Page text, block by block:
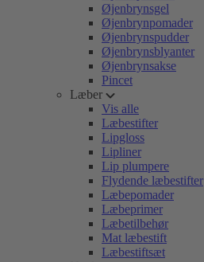
Øjenbrynsgel
Øjenbrynpomader
Øjenbrynspudder
Øjenbrynsblyanter
Øjenbrynsakse
Pincet
Læber
Vis alle
Læbestifter
Lipgloss
Lipliner
Lip plumpere
Flydende læbestifter
Læbepomader
Læbeprimer
Læbetilbehør
Mat læbestift
Læbestiftsæt